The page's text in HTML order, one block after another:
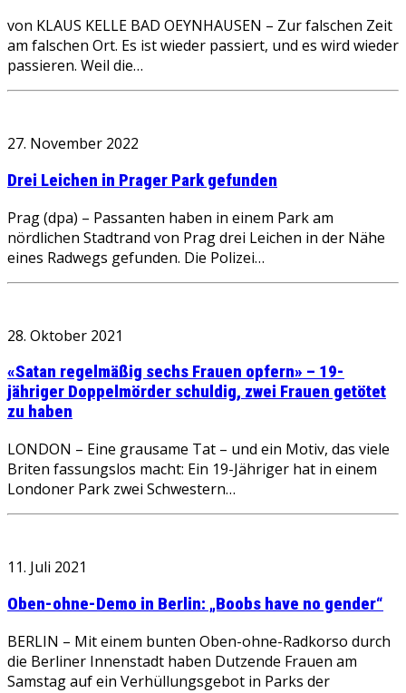
von KLAUS KELLE BAD OEYNHAUSEN – Zur falschen Zeit
am falschen Ort. Es ist wieder passiert, und es wird wieder
passieren. Weil die…
27. November 2022
Drei Leichen in Prager Park gefunden
Prag (dpa) – Passanten haben in einem Park am
nördlichen Stadtrand von Prag drei Leichen in der Nähe
eines Radwegs gefunden. Die Polizei…
28. Oktober 2021
«Satan regelmäßig sechs Frauen opfern» – 19-
jähriger Doppelmörder schuldig, zwei Frauen getötet
zu haben
LONDON – Eine grausame Tat – und ein Motiv, das viele
Briten fassungslos macht: Ein 19-Jähriger hat in einem
Londoner Park zwei Schwestern…
11. Juli 2021
Oben-ohne-Demo in Berlin: „Boobs have no gender“
BERLIN – Mit einem bunten Oben-ohne-Radkorso durch
die Berliner Innenstadt haben Dutzende Frauen am
Samstag auf ein Verhüllungsgebot in Parks der